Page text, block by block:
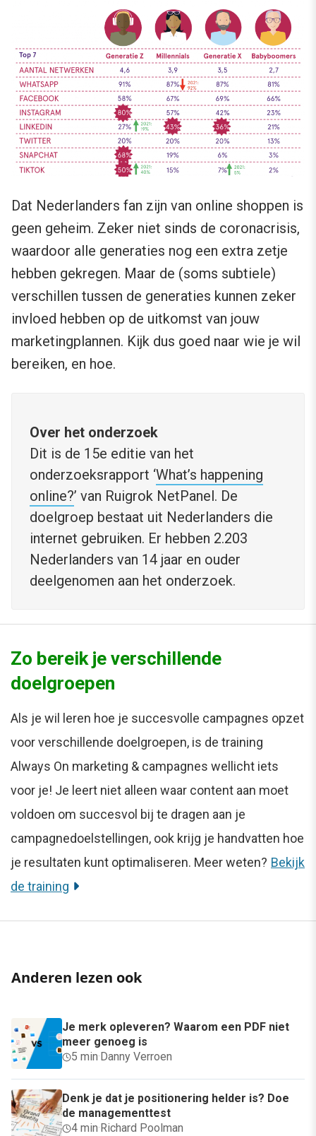
Dat Nederlanders fan zijn van online shoppen is
geen geheim. Zeker niet sinds de coronacrisis,
waardoor alle generaties nog een extra zetje
hebben gekregen. Maar de (soms subtiele)
verschillen tussen de generaties kunnen zeker
invloed hebben op de uitkomst van jouw
marketingplannen. Kijk dus goed naar wie je wil
bereiken, en hoe.
Over het onderzoek
Dit is de 15e editie van het
onderzoeksrapport ‘What’s happening
online?’ van Ruigrok NetPanel. De
doelgroep bestaat uit Nederlanders die
internet gebruiken. Er hebben 2.203
Nederlanders van 14 jaar en ouder
deelgenomen aan het onderzoek.
Zo bereik je verschillende
doelgroepen
Als je wil leren hoe je succesvolle campagnes opzet
voor verschillende doelgroepen, is de training
Always On marketing & campagnes wellicht iets
voor je! Je leert niet alleen waar content aan moet
voldoen om succesvol bij te dragen aan je
campagnedoelstellingen, ook krijg je handvatten hoe
je resultaten kunt optimaliseren. Meer weten? Bekijk
de training
Anderen lezen ook
Je merk opleveren? Waarom een PDF niet
meer genoeg is
5 min· Danny Verroen
Denk je dat je positionering helder is? Doe
de managementtest
4 min· Richard Poolman